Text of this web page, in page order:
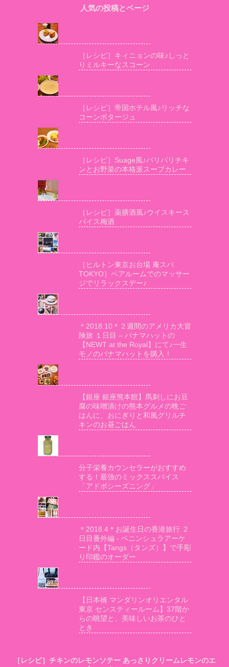
人気の投稿とページ
［レシピ］キィニョンの味♪しっと
りミルキーなスコーン
［レシピ］帝国ホテル風♪リッチな
コーンポタージュ
［レシピ］Suage風♪パリパリチキ
ンとお野菜の本格派スープカレー
［レシピ］薬膳酒風♪ウイスキース
パイス梅酒
［ヒルトン東京お台場 庵スパ
TOKYO］ペアルームでのマッサー
ジでリラックスデー♪
＊2018.10＊２週間のアメリカ大冒
険旅 １日目 – パナマハットの
【NEWT at the Royal】にて♪一生
モノのパナマハットを購入！
【銀座 銀座熊本館】馬刺しにお豆
腐の味噌漬けの熊本グルメの晩ご
はんに、おにぎりと和風グリルチ
キンのお昼ごはん
分子栄養カウンセラーがおすすめ
する！最強のミックススパイス
「アドボシーズニング」
＊2018.4＊お誕生日の香港旅行 ２
日目番外編 - ペニンシュラアーケ
ード内【Tangs（タンズ）】で手彫
り印鑑のオーダー
【日本橋 マンダリンオリエンタル
東京 センスティールーム】37階か
らの眺望と、美味しいお茶のひと
とき
［レシピ］チキンのレモンソテー あっさりクリームレモンのエ